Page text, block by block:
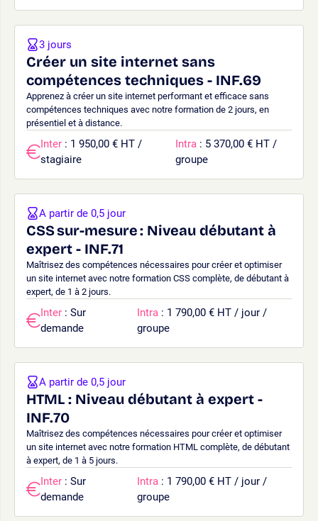
Créer un site internet sans
compétences techniques - INF.69
Apprenez à créer un site internet performant et efficace sans
compétences techniques avec notre formation de 2 jours, en
présentiel et à distance.
3 jours
Inter : 1 950,00 € HT /
stagiaire
Intra : 5 370,00 € HT /
groupe
CSS sur-mesure : Niveau débutant à
expert - INF.71
Maîtrisez des compétences nécessaires pour créer et optimiser
un site internet avec notre formation CSS complète, de débutant à
expert, de 1 à 2 jours.
A partir de 0,5 jour
Inter : Sur
demande
Intra : 1 790,00 € HT / jour /
groupe
HTML : Niveau débutant à expert -
INF.70
Maîtrisez des compétences nécessaires pour créer et optimiser
un site internet avec notre formation HTML complète, de débutant
à expert, de 1 à 5 jours.
A partir de 0,5 jour
Inter : Sur
demande
Intra : 1 790,00 € HT / jour /
groupe